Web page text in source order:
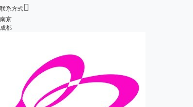
联系方式
南京
成都